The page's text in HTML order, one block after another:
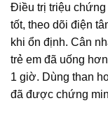
Điều trị triệu chứng
tốt, theo dõi điện
khi ổn định. Cân
trẻ em đã uống
1 giờ. Dùng than
đã được chứng